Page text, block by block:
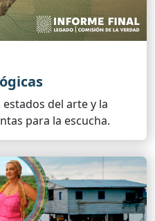
del arte y la
para la escucha.